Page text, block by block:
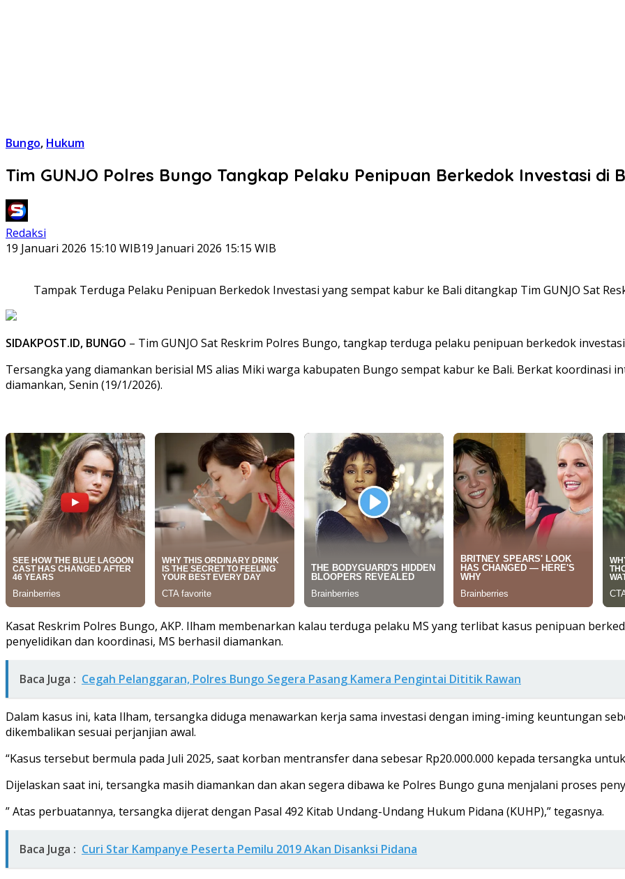
Bungo, Hukum
Tim GUNJO Polres Bungo Tangkap Pelaku Penipuan Berkedok Investasi di
Redaksi
19 Januari 2026 15:10 WIB19 Januari 2026 15:15 WIB
Tampak Terduga Pelaku Penipuan Berkedok Investasi yang sempat kabur ke Bali ditangkap Tim GUNJO Sat
SIDAKPOST.ID, BUNGO – Tim GUNJO Sat Reskrim Polres Bungo, tangkap terduga pelaku penipuan berkedok
Tersangka yang diamankan berisial MS alias Miki warga kabupaten Bungo sempat kabur ke Bali. Berkat koordinasi
diamankan, Senin (19/1/2026).
Kasat Reskrim Polres Bungo, AKP. Ilham membenarkan kalau terduga pelaku MS yang terlibat kasus penipuan
penyelidikan dan koordinasi, MS berhasil diamankan.
Baca Juga : Cegah Pelanggaran, Polres Bungo Segera Pasang Kamera Pengintai Dititik Rawan
Dalam kasus ini, kata Ilham, tersangka diduga menawarkan kerja sama investasi dengan iming-iming keuntungan
dikembalikan sesuai perjanjian awal.
“Kasus tersebut bermula pada Juli 2025, saat korban mentransfer dana sebesar Rp20.000.000 kepada tersangka
Dijelaskan saat ini, tersangka masih diamankan dan akan segera dibawa ke Polres Bungo guna menjalani proses
” Atas perbuatannya, tersangka dijerat dengan Pasal 492 Kitab Undang-Undang Hukum Pidana (KUHP),” tegasnya.
Baca Juga : Curi Star Kampanye Peserta Pemilu 2019 Akan Disanksi Pidana